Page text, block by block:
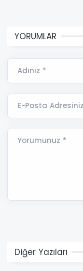
YORUMLAR
Adınız *
E-Posta
Yorumunuz *
Diğer Yazıları